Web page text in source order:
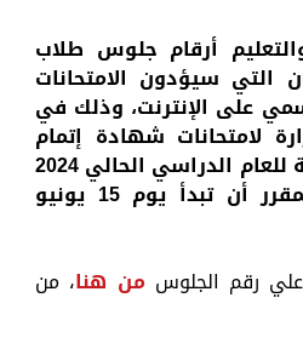
أرقام جلوس طلاب
التي سيؤدون الامتحانات
على الإنترنت، وذلك في
لامتحانات شهادة إتمام
الدراسة الثانوية العامة للعام الدراسي الحالي 2024
/ 2025، والتي من المقرر أن تبدأ يوم 15 يونيو
رقم الجلوسمن هنا، من